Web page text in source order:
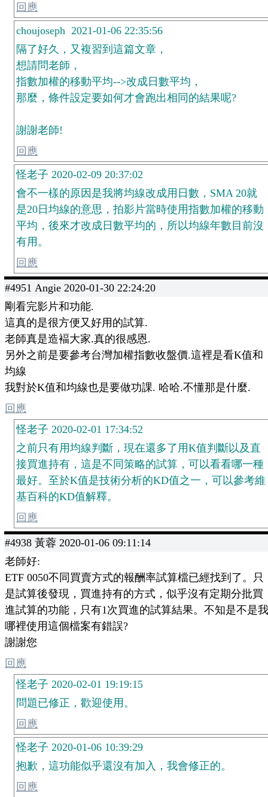
回應
choujoseph 2021-01-06 22:35:56
隔了好久，又複習到這篇文章，
想請問老師，
指數加權的移動平均-->改成日數平均，
那麼，條件設定要如何才會跑出相同的結果呢?
謝謝老師!
回應
怪老子 2020-02-09 20:37:02
會不一樣的原因是我將均線改成用日數，SMA 20就
是20日均線的意思，拍影片當時使用指數加權的移動
平均，後來才改成日數平均的，所以均線年數目前沒
有用。
回應
#4951 Angie 2020-01-30 22:24:20
剛看完影片和功能.
這真的是很方便又好用的試算.
老師真是造褔大家.真的很感恩.
另外之前是要參考台灣加權指數收盤價.這裡是看K值和
均線
我對於K值和均線也是要做功課. 哈哈.不懂那是什麼.
回應
怪老子 2020-02-01 17:34:52
之前只有用均線判斷，現在還多了用K值判斷以及直
接買進持有，這是不同策略的試算，可以看看哪一種
最好。至於K值是技術分析的KD值之一，可以參考維
基百科的KD值解釋。
回應
#4938 黃蓉 2020-01-06 09:11:14
老師好:
ETF 0050不同買賣方式的報酬率試算檔已經找到了。只
是試算後發現，買進持有的方式，似乎沒有定期分批買
進試算的功能，只有1次買進的試算結果。不知是不是我
哪裡使用這個檔案有錯誤?
謝謝您
回應
怪老子 2020-02-01 19:19:15
問題已修正，歡迎使用。
回應
怪老子 2020-01-06 10:39:29
抱歉，這功能似乎還沒有加入，我會修正的。
回應